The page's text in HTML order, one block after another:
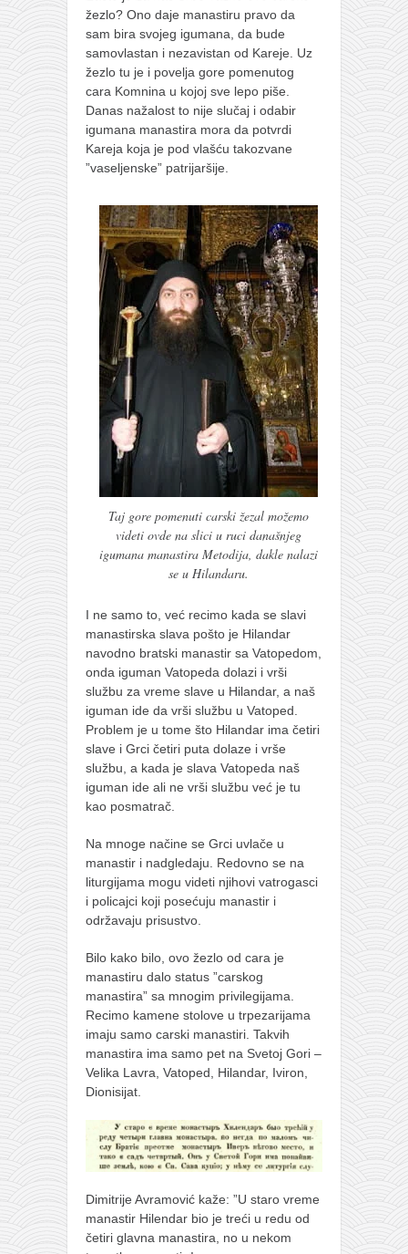
žezlo? Ono daje manastiru pravo da
sam bira svojeg igumana, da bude
samovlastan i nezavistan od Kareje. Uz
žezlo tu je i povelja gore pomenutog
cara Komnina u kojoj sve lepo piše.
Danas nažalost to nije slučaj i odabir
igumana manastira mora da potvrdi
Kareja koja je pod vlašću takozvane
”vaseljenske” patrijaršije.
Taj gore pomenuti carski žezal možemo
videti ovde na slici u ruci današnjeg
igumana manastira Metodija, dakle nalazi
se u Hilandaru.
I ne samo to, već recimo kada se slavi
manastirska slava pošto je Hilandar
navodno bratski manastir sa Vatopedom,
onda iguman Vatopeda dolazi i vrši
službu za vreme slave u Hilandar, a naš
iguman ide da vrši službu u Vatoped.
Problem je u tome što Hilandar ima četiri
slave i Grci četiri puta dolaze i vrše
službu, a kada je slava Vatopeda naš
iguman ide ali ne vrši službu već je tu
kao posmatrač.
Na mnoge načine se Grci uvlače u
manastir i nadgledaju. Redovno se na
liturgijama mogu videti njihovi vatrogasci
i policajci koji posećuju manastir i
održavaju prisustvo.
Bilo kako bilo, ovo žezlo od cara je
manastiru dalo status ”carskog
manastira” sa mnogim privilegijama.
Recimo kamene stolove u trpezarijama
imaju samo carski manastiri. Takvih
manastira ima samo pet na Svetoj Gori –
Velika Lavra, Vatoped, Hilandar, Iviron,
Dionisijat.
Dimitrije Avramović kaže: ”U staro vreme
manastir Hilendar bio je treći u redu od
četiri glavna manastira, no u nekom